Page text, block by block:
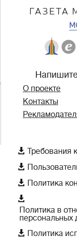
ГАЗЕТА
О проекте
Контакты
 Требования

 Политика

Политика в
персональных
 Политика